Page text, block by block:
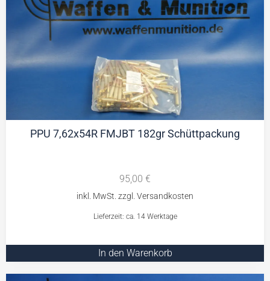
PPU 7,62x54R FMJBT 182gr Schüttpackung
95,00 €
Lieferzeit: ca. 14 Werktage
In den Warenkorb